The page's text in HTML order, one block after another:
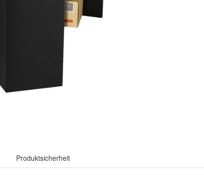
Produktsicherheit